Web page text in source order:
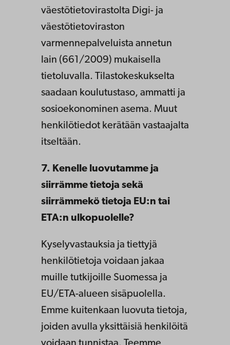
väestötietovirastolta Digi- ja
väestötietoviraston
varmennepalveluista annetun
lain (661/2009) mukaisella
tietoluvalla. Tilastokeskukselta
saadaan koulutustaso, ammatti ja
sosioekonominen asema. Muut
henkilötiedot kerätään vastaajalta
itseltään.
7. Kenelle luovutamme ja
siirrämme tietoja sekä
siirrämmekö tietoja EU:n tai
ETA:n ulkopuolelle?
Kyselyvastauksia ja tiettyjä
henkilötietoja voidaan jakaa
muille tutkijoille Suomessa ja
EU/ETA-alueen sisäpuolella.
Emme kuitenkaan luovuta tietoja,
joiden avulla yksittäisiä henkilöitä